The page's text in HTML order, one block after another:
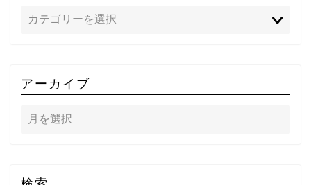
アーカイブ